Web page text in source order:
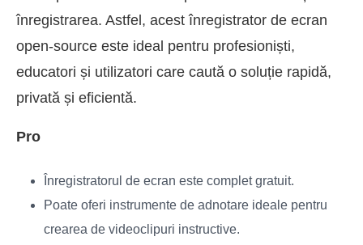
înregistrarea. Astfel, acest înregistrator de ecran
open-source este ideal pentru profesioniști,
educatori și utilizatori care caută o soluție rapidă,
privată și eficientă.
Pro
Înregistratorul de ecran este complet gratuit.
Poate oferi instrumente de adnotare ideale pentru
crearea de videoclipuri instructive.